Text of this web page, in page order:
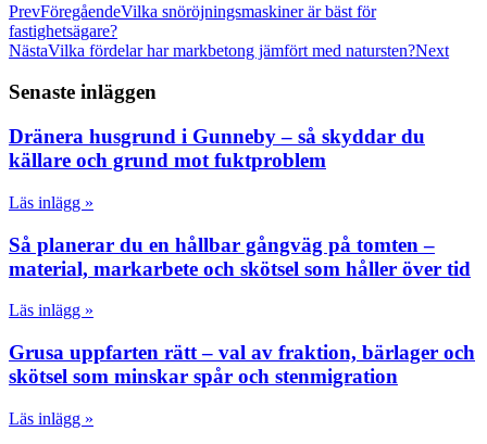
PrevFöregåendeVilka snöröjningsmaskiner är bäst för
fastighetsägare?
NästaVilka fördelar har markbetong jämfört med natursten?Next
Senaste inläggen
Dränera husgrund i Gunneby – så skyddar du
källare och grund mot fuktproblem
Läs inlägg »
Så planerar du en hållbar gångväg på tomten –
material, markarbete och skötsel som håller över tid
Läs inlägg »
Grusa uppfarten rätt – val av fraktion, bärlager och
skötsel som minskar spår och stenmigration
Läs inlägg »